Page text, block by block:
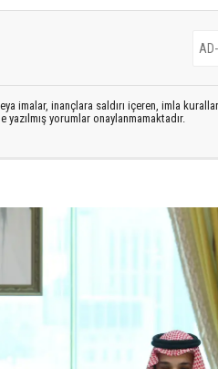
imalar, inançlara saldırı içeren, imla
yorumlar onaylanmamaktadır.